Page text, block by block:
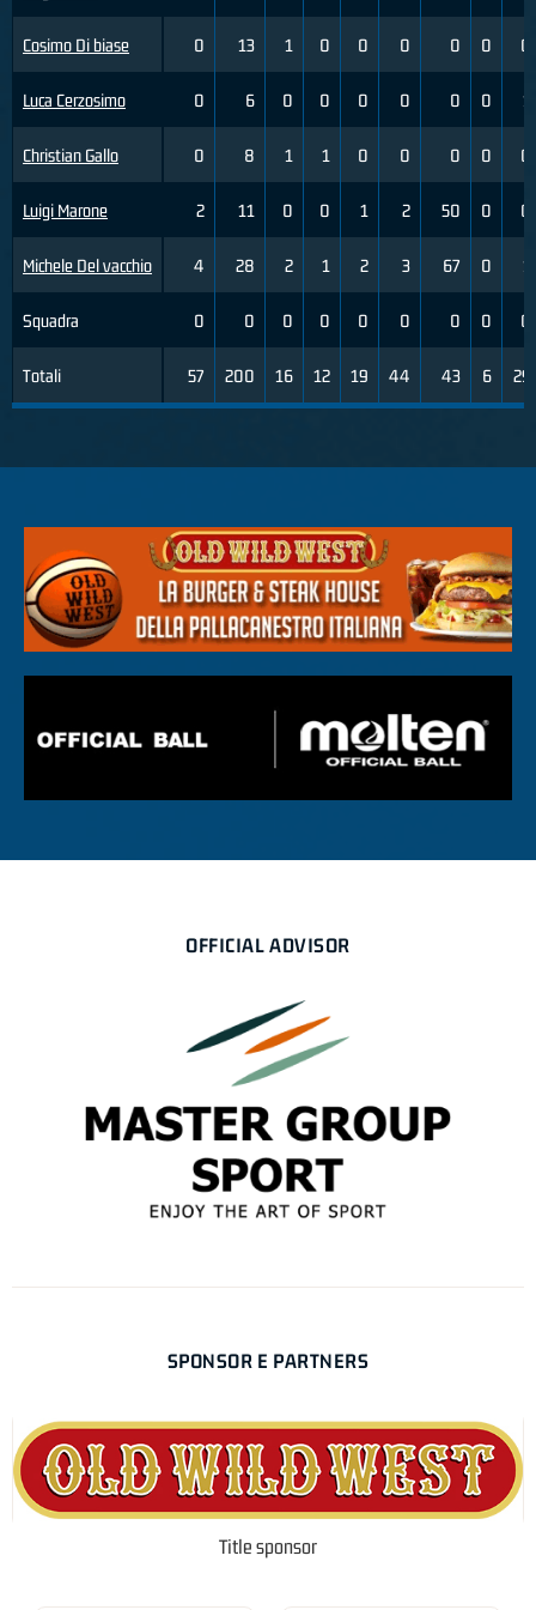
Cosimo Di biase
Luca Cerzosimo
Christian Gallo
Luigi Marone
Michele Del vacchio
Squadra
Totali
0 13 1 0 0 0 0 0 0
0 6 0 0 0 0 0 0 1
0 8 1 1 0 0 0 0 0
2 11 0 0 1 2 50 0 0
4 28 2 1 2 3 67 0 1
0 0 0 0 0 0 0 0 0
57 200 16 12 19 44 43 6 29
OFFICIAL ADVISOR
SPONSOR E PARTNERS
Title sponsor